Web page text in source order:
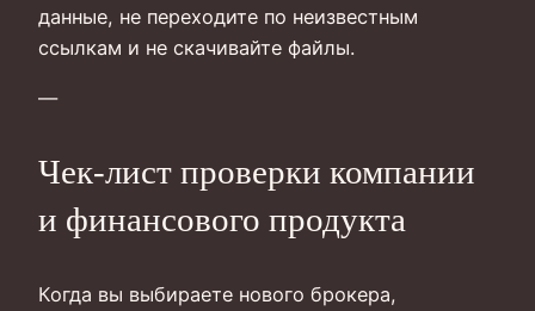
данные, не переходите по неизвестным
ссылкам и не скачивайте файлы.
—
Чек‑лист проверки компании
и финансового продукта
Когда вы выбираете нового брокера,